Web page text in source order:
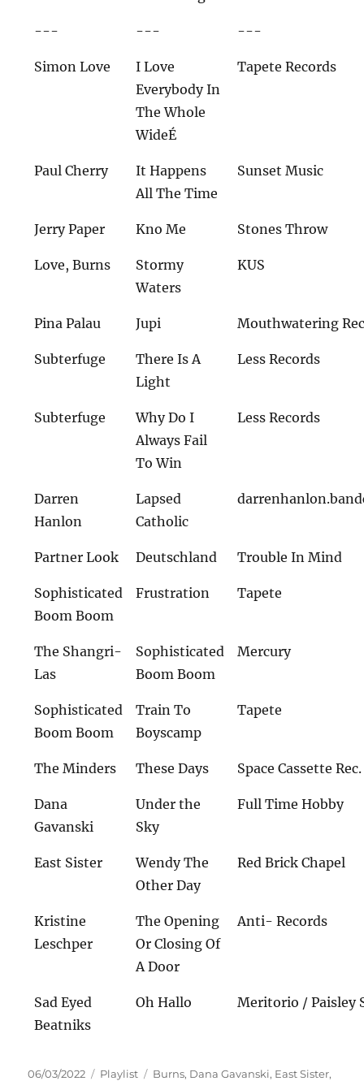
--- --- ---
Simon Love
I Love
Everybody In
The Whole
WideÉ
Tapete Records
Paul Cherry
It Happens
All The Time
Sunset Music
Jerry Paper Kno Me Stones Throw
Love, Burns
Stormy
Waters
KUS
Pina Palau Jupi Mouthwatering
Subterfuge
There Is A
Light
Less Records
Subterfuge
Why Do I
Always Fail
To Win
Less Records
Darren
Hanlon
Lapsed
Catholic
Partner Look Deutschland Trouble In Mind
Sophisticated
Boom Boom
Frustration Tapete
The Shangri-
Las
Sophisticated
Boom Boom
Mercury
Sophisticated
Boom Boom
Train To
Boyscamp
Tapete
The Minders These Days Space Cassette Rec.
Dana
Gavanski
Under the
Sky
Full Time Hobby
East Sister
Wendy The
Other Day
Red Brick Chapel
Kristine
Leschper
The Opening
Or Closing Of
A Door
Anti- Records
Sad Eyed
Beatniks
Oh Hallo Meritorio / Paisley
Veröffentlicht
06/03/2022 Kategorien
Playlist Schlagwörter
Burns, Dana Gavanski, East Sister,